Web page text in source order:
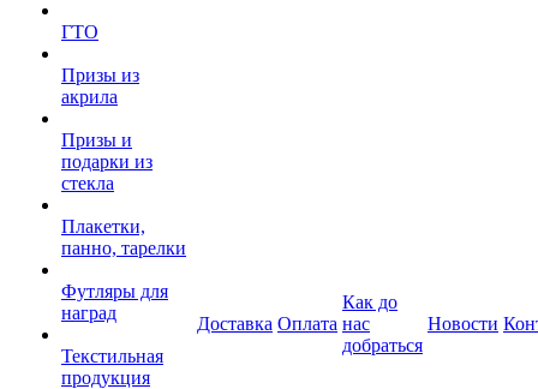
ГТО
Призы из
акрила
Призы и
подарки из
стекла
Плакетки,
панно, тарелки
Футляры для
наград
Текстильная
продукция
Доставка Оплата
Как до
нас
добраться
Новости